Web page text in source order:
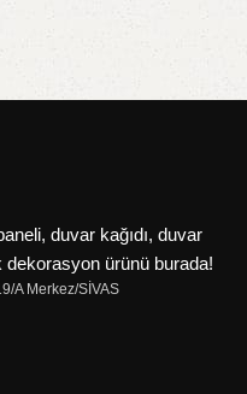
duvar kağıdı, duvar
ürünü burada!
A Merkez/SİVAS